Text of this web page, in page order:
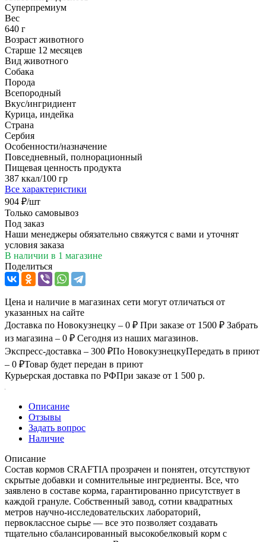
Суперпремиум
Вес
640 г
Возраст животного
Старше 12 месяцев
Вид животного
Собака
Порода
Всепородный
Вкус/ингридиент
Курица, индейка
Страна
Сербия
Особенности/назначение
Повседневный, полнорационный
Пищевая ценность продукта
387 ккал/100 гр
Все характеристики
904 ₽/шт
Только самовывоз
Под заказ
Наши менеджеры обязательно свяжутся с вами и уточнят
условия заказа
В наличии в 1 магазине
Поделиться
Цена и наличие в магазинах сети могут отличаться от
указанных на сайте
Доставка по Новокузнецку – 0 ₽ При заказе от 1500 ₽ Забрать
из магазина – 0 ₽ Сегодня из наших магазинов.
Экспресс-доставка – 300 ₽По НовокузнецкуПередать в приют
– 0 ₽Товар будет передан в приют
Курьерская доставка по РФПри заказе от 1 500 р.
Описание
Отзывы
Задать вопрос
Наличие
Описание
Состав кормов CRAFTIA прозрачен и понятен, отсутствуют
скрытые добавки и сомнительные ингредиенты. Все, что
заявлено в составе корма, гарантированно присутствует в
каждой грануле. Собственный завод, сотни квадратных
метров научно-исследовательских лабораторий,
первоклассное сырье — все это позволяет создавать
тщательно сбалансированный высокобелковый корм с